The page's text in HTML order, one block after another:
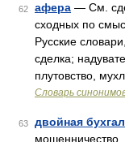
62 афера — См.
сходных по
Русские
сделка;
плутовство,
Словарь
63 двойная
мошенничество,